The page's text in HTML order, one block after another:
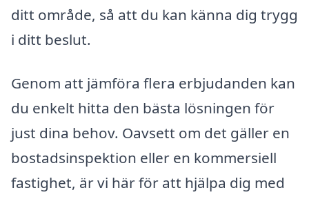
ditt område, så att du kan känna dig trygg
i ditt beslut.
Genom att jämföra flera erbjudanden kan
du enkelt hitta den bästa lösningen för
just dina behov. Oavsett om det gäller en
bostadsinspektion eller en kommersiell
fastighet, är vi här för att hjälpa dig med